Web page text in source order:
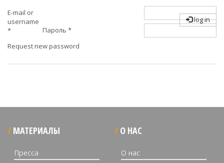
E-mail or
username
*
Пароль *
Request new password
log in
МАТЕРИАЛЫ
Пресса
О НАС
О нас